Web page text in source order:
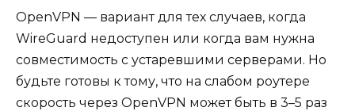
OpenVPN — вариант для тех случаев, когда
WireGuard недоступен или когда вам нужна
совместимость с устаревшими серверами. Но
будьте готовы к тому, что на слабом роутере
скорость через OpenVPN может быть в 3–5 раз